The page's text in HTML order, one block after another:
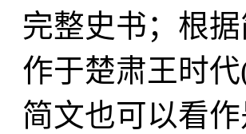
完整史书；根
作于楚肃王时
简文也可以看